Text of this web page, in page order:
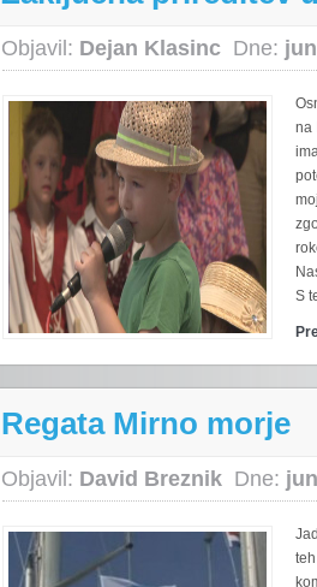
Objavil: Dejan Klasinc Dne:
na
S
Regata Mirno morje
Objavil: David Breznik Dne: